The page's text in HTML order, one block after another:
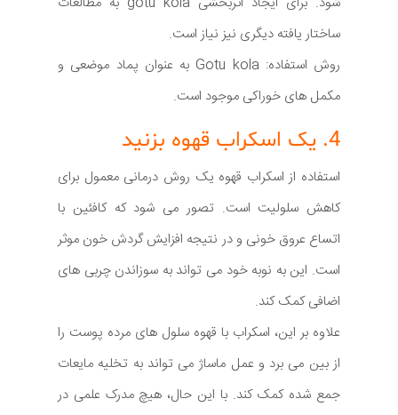
ساختار یافته دیگری نیز نیاز است.
روش استفاده: Gotu kola به عنوان پماد موضعی و
مکمل های خوراکی موجود است.
4. یک اسکراب قهوه بزنید
استفاده از اسکراب قهوه یک روش درمانی معمول برای
کاهش سلولیت است. تصور می شود که کافئین با
اتساع عروق خونی و در نتیجه افزایش گردش خون موثر
است. این به نوبه خود می تواند به سوزاندن چربی های
اضافی کمک کند.
علاوه بر این، اسکراب با قهوه سلول های مرده پوست را
از بین می برد و عمل ماساژ می تواند به تخلیه مایعات
جمع شده کمک کند. با این حال، هیچ مدرک علمی در